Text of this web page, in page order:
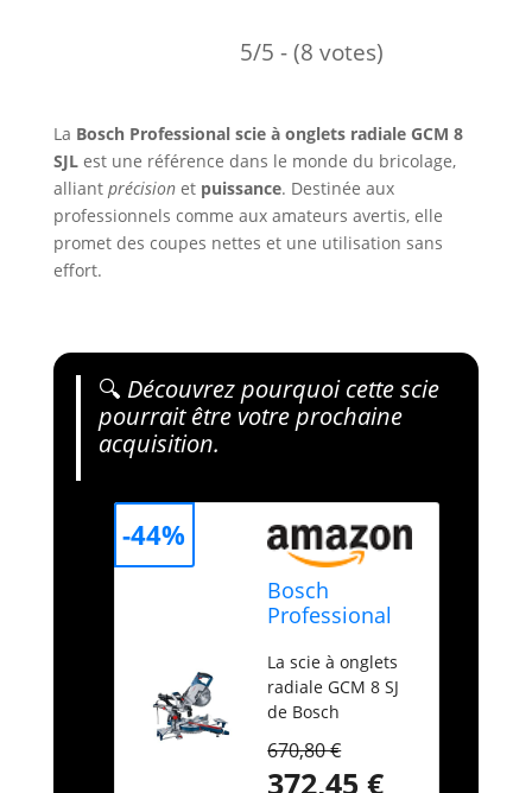
5/5 - (8 votes)
La Bosch Professional scie à onglets radiale GCM 8
SJLest une référence dans le monde du bricolage,
alliant précisionet puissance. Destinée aux
professionnels comme aux amateurs avertis, elle
promet des coupes nettes et une utilisation sans
effort.
🔍 Découvrez pourquoi cette scie
pourrait être votre prochaine
acquisition.
Bosch
Professional
radiale GCM 8
SJL (puissance
1 600 W, Ø de
lame : 216
mm)
La scie à onglets
radiale GCM 8 SJ
de Bosch
puissant moteur
de 1 600 W
670,80 €
372,45 €
-44%